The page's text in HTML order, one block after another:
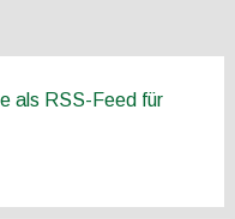
als RSS-Feed für